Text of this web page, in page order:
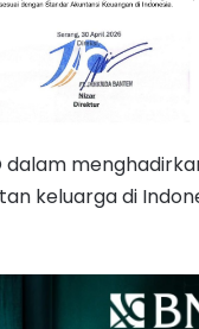
dalam
keluarga di